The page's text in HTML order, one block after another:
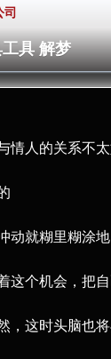
司
具 解梦
人的关系不
动就糊里糊
个机会，把
这时头脑也